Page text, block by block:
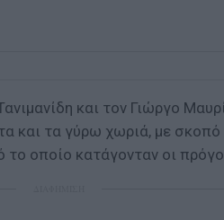
και τον Γιώργο
και τα γύρω χωριά, με σκοπό
το οποίο κατάγονταν οι